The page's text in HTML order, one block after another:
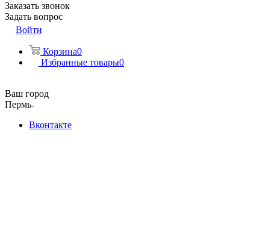
Заказать звонок
Задать вопрос
Войти
Корзина0
Избранные товары0
Ваш город
Пермь
Вконтакте